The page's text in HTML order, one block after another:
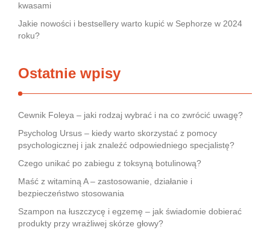
kwasami
Jakie nowości i bestsellery warto kupić w Sephorze w 2024
roku?
Ostatnie wpisy
Cewnik Foleya – jaki rodzaj wybrać i na co zwrócić uwagę?
Psycholog Ursus – kiedy warto skorzystać z pomocy
psychologicznej i jak znaleźć odpowiedniego specjalistę?
Czego unikać po zabiegu z toksyną botulinową?
Maść z witaminą A – zastosowanie, działanie i
bezpieczeństwo stosowania
Szampon na łuszczycę i egzemę – jak świadomie dobierać
produkty przy wrażliwej skórze głowy?